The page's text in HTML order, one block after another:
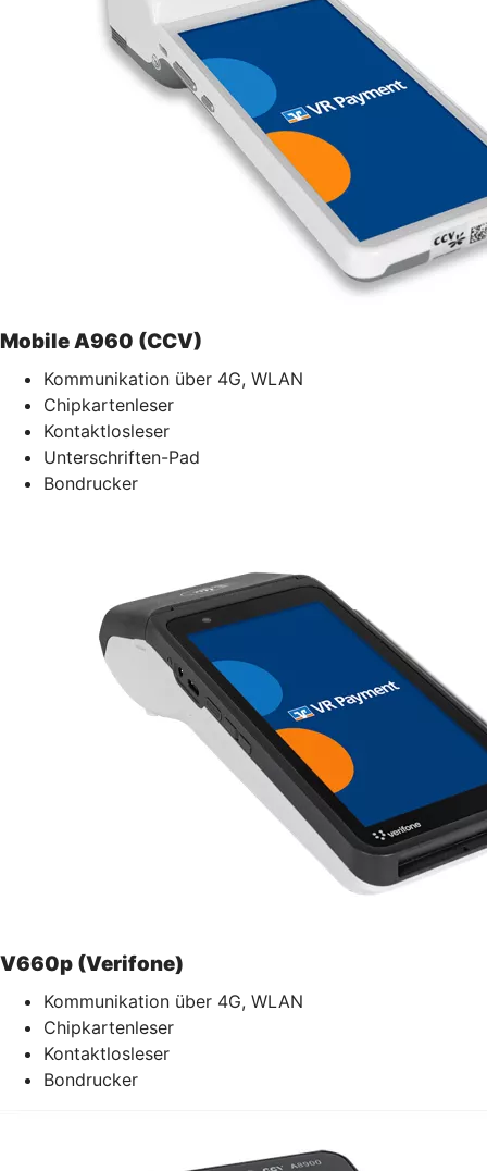
Mobile A960 (CCV)
Kommunikation über 4G, WLAN
Chipkartenleser
Kontaktlosleser
Unterschriften-Pad
Bondrucker
V660p (Verifone)
Kommunikation über 4G, WLAN
Chipkartenleser
Kontaktlosleser
Bondrucker